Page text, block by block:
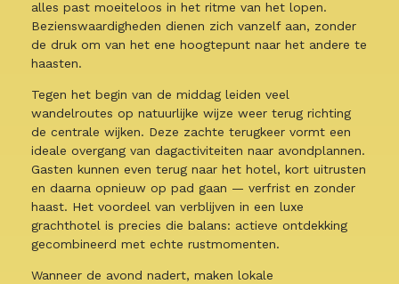
alles past moeiteloos in het ritme van het lopen.
Bezienswaardigheden dienen zich vanzelf aan, zonder
de druk om van het ene hoogtepunt naar het andere te
haasten.
Tegen het begin van de middag leiden veel
wandelroutes op natuurlijke wijze weer terug richting
de centrale wijken. Deze zachte terugkeer vormt een
ideale overgang van dagactiviteiten naar avondplannen.
Gasten kunnen even terug naar het hotel, kort uitrusten
en daarna opnieuw op pad gaan — verfrist en zonder
haast. Het voordeel van verblijven in een luxe
grachthotel is precies die balans: actieve ontdekking
gecombineerd met echte rustmomenten.
Wanneer de avond nadert, maken lokale